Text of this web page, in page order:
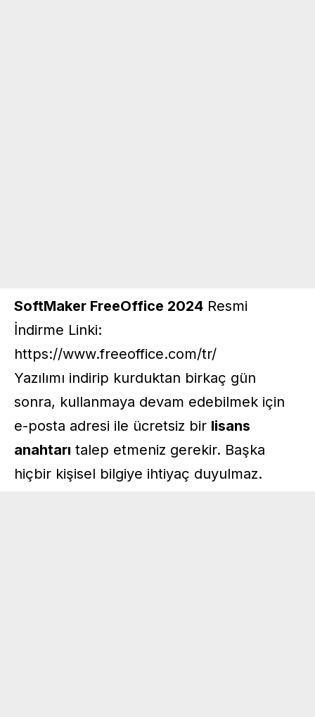
SoftMaker FreeOffice 2024 Resmi
İndirme Linki:
https://www.freeoffice.com/tr/
Yazılımı indirip kurduktan birkaç gün
sonra, kullanmaya devam edebilmek için
e-posta adresi ile ücretsiz bir lisans
anahtarı talep etmeniz gerekir. Başka
hiçbir kişisel bilgiye ihtiyaç duyulmaz.